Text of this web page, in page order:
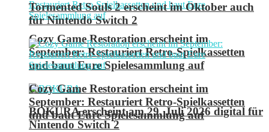
Cozy Game Restoration erscheint im
September: Restauriert Retro-Spielkassetten
und baut Eure Spielesammlung auf
BOKURA erscheint am 29. Juli 2026 digital für
Nintendo Switch 2
Tormented Souls 2 erscheint im Oktober auch
für Nintendo Switch 2
Cozy Game Restoration erscheint im
September: Restauriert Retro-Spielkassetten
und baut Eure Spielesammlung auf